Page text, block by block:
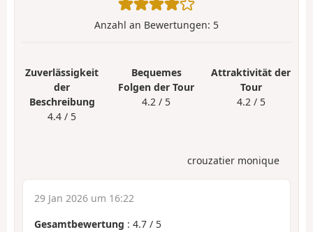
Anzahl an Bewertungen: 5
Zuverlässigkeit
der
Beschreibung
4.4 / 5
Bequemes
Folgen der Tour
4.2 / 5
Attraktivität der
Tour
4.2 / 5
crouzatier monique
29 Jan 2026 um 16:22
Gesamtbewertung : 4.7 / 5